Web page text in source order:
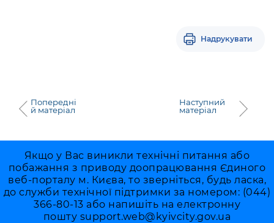
Надрукувати
Попередні
й матеріал
Наступний
матеріал
Якщо у Вас виникли технічні питання або
побажання з приводу доопрацювання Єдиного
веб-порталу м. Києва, то зверніться, будь ласка,
до служби технічної підтримки за номером: (044)
366-80-13 або напишіть на електронну
пошту support.web@kyivcity.gov.ua